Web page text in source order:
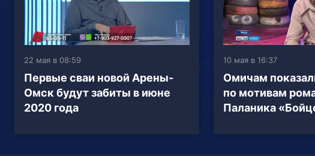
22 мая в 08:59
Первые сваи новой Арены-
Омск будут забиты в июне
2020 года
10 мая в 16:37
Омичам
по мотивам
Паланика